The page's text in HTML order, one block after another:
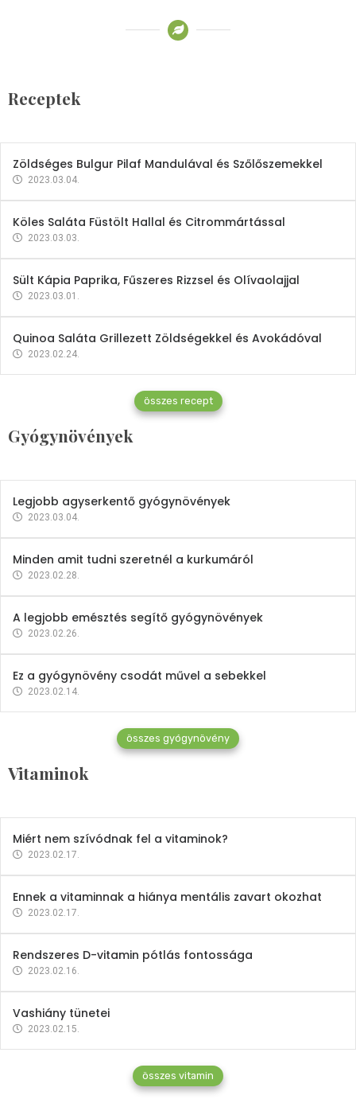
Receptek
2023.03.06.
Zöldséges Bulgur Pilaf Mandulával és Szőlőszemekkel
2023.03.04.
Köles Saláta Füstölt Hallal és Citrommártással
2023.03.03.
Sült Kápia Paprika, Fűszeres Rizzsel és Olívaolajjal
2023.03.01.
Quinoa Saláta Grillezett Zöldségekkel és Avokádóval
2023.02.24.
összes recept
Gyógynövények
Gyógynövények
Mindent a petrezselyemről
2023.12.21.
Legjobb agyserkentő gyógynövények
2023.03.04.
Minden amit tudni szeretnél a kurkumáról
2023.02.28.
A legjobb emésztés segítő gyógynövények
2023.02.26.
Ez a gyógynövény csodát művel a sebekkel
2023.02.14.
összes gyógynövény
Vitaminok
Vitaminok
Mindent a B-12 vitaminról
2023.02.27.
Miért nem szívódnak fel a vitaminok?
2023.02.17.
Ennek a vitaminnak a hiánya mentális zavart okozhat
2023.02.17.
Rendszeres D-vitamin pótlás fontossága
2023.02.16.
Vashiány tünetei
2023.02.15.
összes vitamin